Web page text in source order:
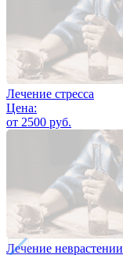
Лечение стресса
Цена:
от 2500 руб.
Лечение неврастении